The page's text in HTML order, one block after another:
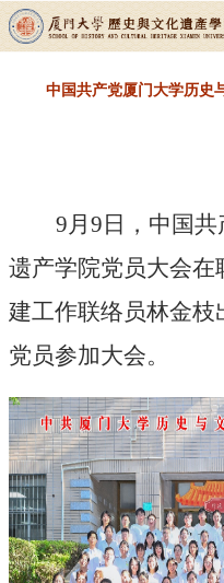
中国共产党厦门大学历史
9月9日，中国
遗产学院党员大会在
建工作联络员林金枝
党员参加大会。